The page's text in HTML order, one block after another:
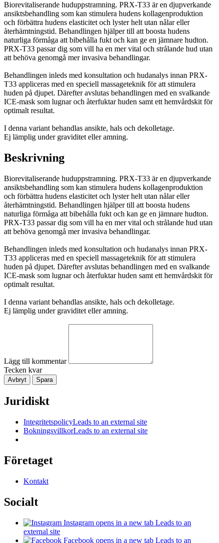
Biorevitaliserande huduppstramning. PRX-T33 är en djupverkande
ansiktsbehandling som kan stimulera hudens kollagenproduktion
och förbättra hudens elasticitet och lyster helt utan nålar eller
återhämtningstid. Behandlingen hjälper till att boosta hudens
naturliga förmåga att bibehålla fukt och kan ge en jämnare hudton.
PRX-T33 passar dig som vill ha en mer vital och strålande hud utan
att behöva genomgå mer invasiva behandlingar.
Behandlingen inleds med konsultation och hudanalys innan PRX-
T33 appliceras med en speciell massageteknik för att stimulera
huden på djupet. Därefter avslutas behandlingen med en svalkande
ICE-mask som lugnar och återfuktar huden samt ett hemvårdskit för
optimalt resultat.
I denna variant behandlas ansikte, hals och dekolletage.
Ej lämplig under graviditet eller amning.
Beskrivning
Biorevitaliserande huduppstramning. PRX-T33 är en djupverkande
ansiktsbehandling som kan stimulera hudens kollagenproduktion
och förbättra hudens elasticitet och lyster helt utan nålar eller
återhämtningstid. Behandlingen hjälper till att boosta hudens
naturliga förmåga att bibehålla fukt och kan ge en jämnare hudton.
PRX-T33 passar dig som vill ha en mer vital och strålande hud utan
att behöva genomgå mer invasiva behandlingar.
Behandlingen inleds med konsultation och hudanalys innan PRX-
T33 appliceras med en speciell massageteknik för att stimulera
huden på djupet. Därefter avslutas behandlingen med en svalkande
ICE-mask som lugnar och återfuktar huden samt ett hemvårdskit för
optimalt resultat.
I denna variant behandlas ansikte, hals och dekolletage.
Ej lämplig under graviditet eller amning.
Lägg till kommentar
Tecken kvar
Avbryt Spara
Juridiskt
IntegritetspolicyLeads to an external site
BokningsvillkorLeads to an external site
Företaget
Kontakt
Socialt
Instagram opens in a new tab Leads to an
external site
Facebook opens in a new tab Leads to an